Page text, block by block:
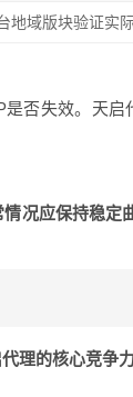
地域版块验证实
否失效。天启
况应保持稳定
理的核心竞争力